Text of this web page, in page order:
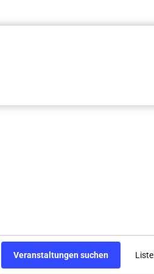
Veranstaltungen suchen Liste